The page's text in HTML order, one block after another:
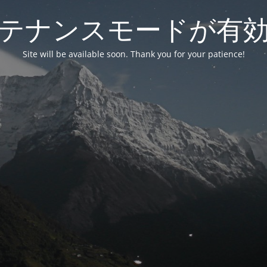
ナンスモードが有
Site will be available soon. Thank you for your patience!